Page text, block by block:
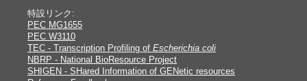
特設リンク:
PEC MG1655
PEC W3110
TEC - Transcription Profiling of Escherichia coli
NBRP - National BioResource Project
SHIGEN - SHared Information of GENetic resources